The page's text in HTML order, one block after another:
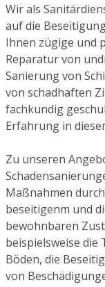
Wir als
auf die
Ihnen zügige und
Reparatur von
Sanierung von
von schadhaften
fachkundig
Erfahrung in
Zu unseren
Maßnahmen
beseitigenm und
bewohnbaren
beispielsweise die
Böden, die
von